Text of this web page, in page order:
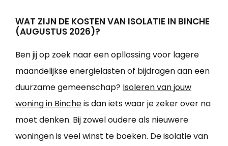
WAT ZIJN DE KOSTEN VAN ISOLATIE IN BINCHE
(AUGUSTUS 2026)?
Ben jij op zoek naar een opllossing voor lagere
maandelijkse energielasten of bijdragen aan een
duurzame gemeenschap? Isoleren van jouw
woning in Bincheis dan iets waar je zeker over na
moet denken. Bij zowel oudere als nieuwere
woningen is veel winst te boeken. De isolatie van